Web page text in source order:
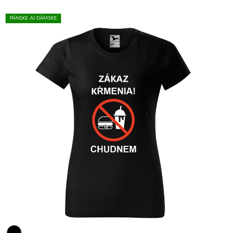
PÁNSKE AJ DÁMSKE